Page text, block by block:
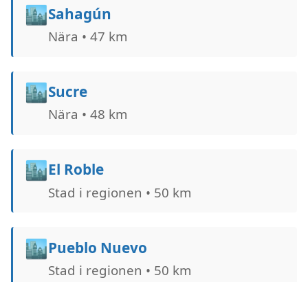
🏙️Sahagún
Nära • 47 km
🏙️Sucre
Nära • 48 km
🏙️El Roble
Stad i regionen • 50 km
🏙️Pueblo Nuevo
Stad i regionen • 50 km